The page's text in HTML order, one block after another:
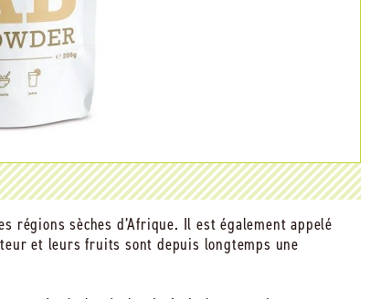
régions sèches d’Afrique. Il est également appelé
et leurs fruits sont depuis longtemps une